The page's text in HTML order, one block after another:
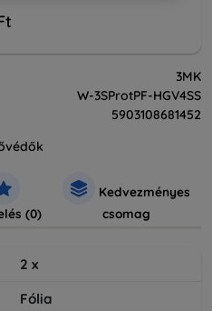
3MK
W-3SProtPF-HGV4SS
5903108681452
(0)
Kedvezményes
csomag
2 x
Fólia